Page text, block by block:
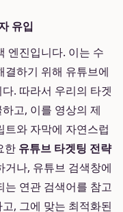
유입
엔진입니다. 이는 수
결하기 위해 유튜브에
. 따라서 우리의 타겟
고, 이를 영상의 제
트와 자막에 자연스럽
한 유튜브 타겟팅 전략
나, 유튜브 검색창에
는 연관 검색어를 참고
, 그에 맞는 최적화된